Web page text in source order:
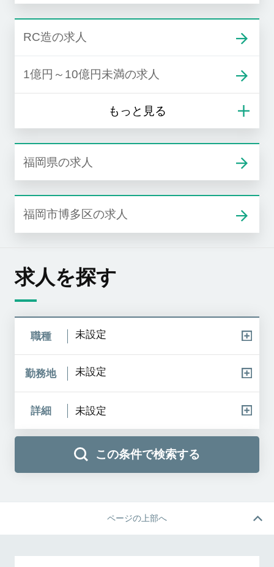
RC造の求人
1億円～10億円未満の求人
福岡県の求人
福岡市博多区の求人
求人を探す
職種 未設定
勤務地 未設定
詳細 未設定
この条件で検索する
ページの上部へ